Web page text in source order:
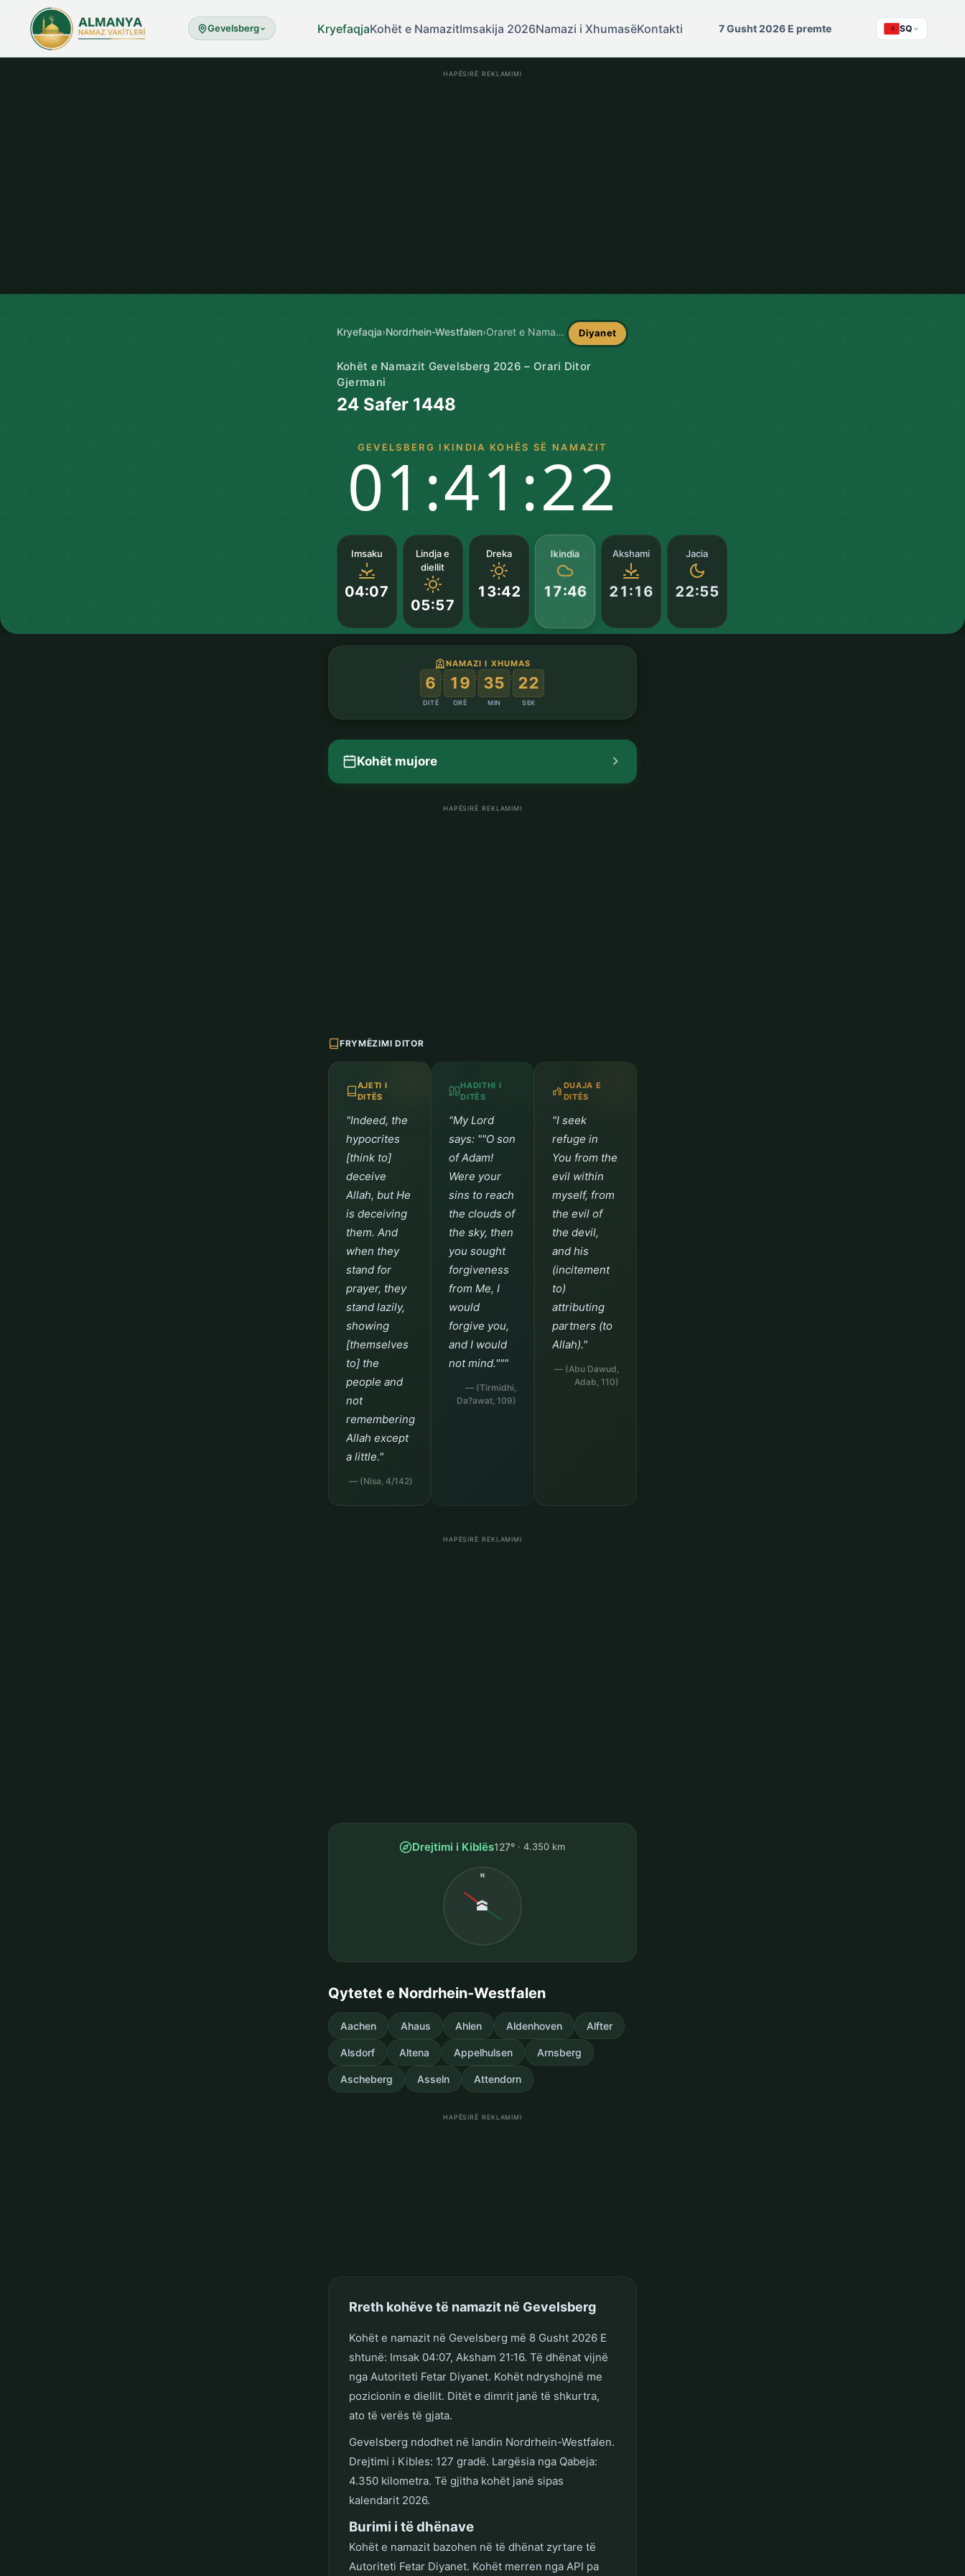
Gevelsberg KryefaqjaKohët e NamazitImsakija 2026Namazi i XhumasëKontakti 7 Gusht 2026 E premte SQ
HAPËSIRË REKLAMIMI
Kryefaqja›Nordrhein-Westfalen› Oraret e Namazit në Gevelsberg Diyanet
Kohët e Namazit Gevelsberg 2026 – Orari Ditor
Gjermani
24 Safer 1448
GEVELSBERG IKINDIA KOHËS SË NAMAZIT
01:41:21
Imsaku
04:07
Lindja e
diellit
05:57
Dreka
13:42
Ikindia
17:46
Akshami
21:16
Jacia
22:55
NAMAZI I XHUMAS
6
DITË
: 19
ORË
: 35
MIN
: 21
SEK
Kohët mujore
HAPËSIRË REKLAMIMI
FRYMËZIMI DITOR
AJETI I
DITËS
"Indeed, the
hypocrites
[think to]
deceive
Allah, but He
is deceiving
them. And
when they
stand for
prayer, they
stand lazily,
showing
[themselves
to] the
people and
not
remembering
Allah except
a little."
— (Nisa, 4/142)
HADITHI I
DITËS
"My Lord
says: ""O son
of Adam!
Were your
sins to reach
the clouds of
the sky, then
you sought
forgiveness
from Me, I
would
forgive you,
and I would
not mind."""
— (Tirmidhi,
Da?awat, 109)
DUAJA E
DITËS
"I seek
refuge in
You from the
evil within
myself, from
the evil of
the devil,
and his
(incitement
to)
attributing
partners (to
Allah)."
— (Abu Dawud,
Adab, 110)
HAPËSIRË REKLAMIMI
Drejtimi i Kiblës127° 4.350 km
N
🕋
Qytetet e Nordrhein-Westfalen
Aachen Ahaus Ahlen Aldenhoven Alfter
Alsdorf Altena Appelhulsen Arnsberg
Ascheberg Asseln Attendorn
HAPËSIRË REKLAMIMI
Rreth kohëve të namazit në Gevelsberg
Kohët e namazit në Gevelsberg më 8 Gusht 2026 E
shtunë: Imsak 04:07, Aksham 21:16. Të dhënat vijnë
nga Autoriteti Fetar Diyanet. Kohët ndryshojnë me
pozicionin e diellit. Ditët e dimrit janë të shkurtra,
ato të verës të gjata.
Gevelsberg ndodhet në landin Nordrhein-Westfalen.
Drejtimi i Kibles: 127 gradë. Largësia nga Qabeja:
4.350 kilometra. Të gjitha kohët janë sipas
kalendarit 2026.
Burimi i të dhënave
Kohët e namazit bazohen në të dhënat zyrtare të
Autoriteti Fetar Diyanet. Kohët merren nga API pa